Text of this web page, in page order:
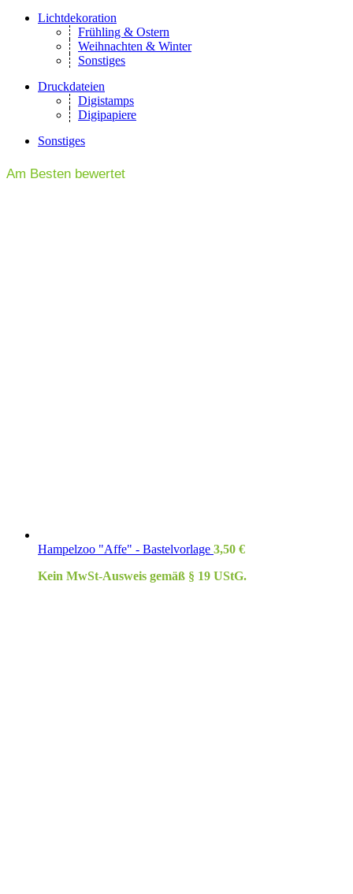
Lichtdekoration
Frühling & Ostern
Weihnachten & Winter
Sonstiges
Druckdateien
Digistamps
Digipapiere
Sonstiges
Am Besten bewertet
Hampelzoo "Affe" - Bastelvorlage 3,50 €
Kein MwSt-Ausweis gemäß § 19 UStG.